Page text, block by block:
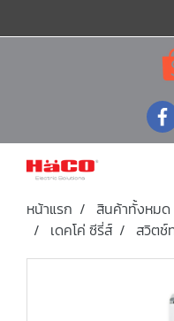
หน้าแรก สินค้าทั้งหมด
เดคโค่ ซีรี่ส์
สวิตช์